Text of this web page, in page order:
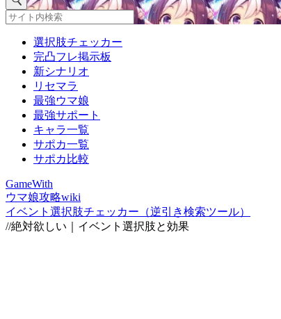
選択肢チェッカー
完凸フレ掲示板
新シナリオ
リセマラ
最強ウマ娘
最強サポート
キャラ一覧
サポカ一覧
サポカ比較
GameWith
ウマ娘攻略wiki
イベント選択肢チェッカー（逆引き検索ツール）
//絶対欲しい｜イベント選択肢と効果